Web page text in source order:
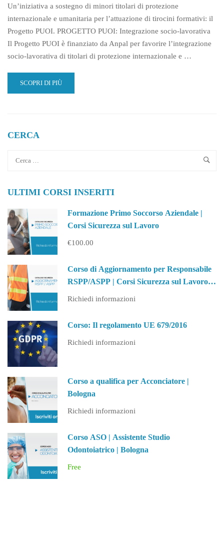
Un’iniziativa a sostegno di minori titolari di protezione
internazionale e umanitaria per l’attuazione di tirocini formativi: il
Progetto PUOI. PROGETTO PUOI: Integrazione socio-lavorativa
Il Progetto PUOI è finanziato da Anpal per favorire l’integrazione
socio-lavorativa di titolari di protezione internazionale e …
READ
MORE
UNA
IL
LICATA
PROMIMPRESA
SRL
SCOPRI DI PIÙ
CERCA
ULTIMI CORSI INSERITI
Formazione Primo Soccorso Aziendale |
Corsi Sicurezza sul Lavoro
€100.00
Corso di Aggiornamento per Responsabile
RSPP/ASPP | Corsi Sicurezza sul Lavoro
Richiedi informazioni
Corso: Il regolamento UE 679/2016
Richiedi informazioni
Corso a qualifica per Acconciatore |
Bologna
Richiedi informazioni
Corso ASO | Assistente Studio
Odontoiatrico | Bologna
Free